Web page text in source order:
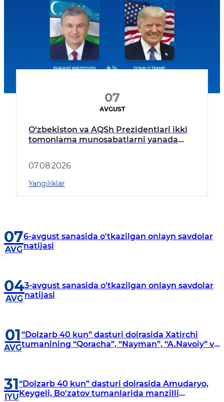
07
AVGUST
O‘zbekiston va AQSh Prezidentlari ikki
tomonlama munosabatlarni yanada
07.08.2026
Yangiliklar
07
AVG
6-avgust sanasida o'tkazilgan onlayn savdolar
natijasi
04
AVG
3-avgust sanasida o'tkazilgan onlayn savdolar
natijasi
01
AVG
“Dolzarb 40 kun” dasturi doirasida Xatirchi
tumanining “Qoracha”, “Nayman”, “A.Navoiy” va
31
IYU
“Dolzarb 40 kun” dasturi doirasida Amudaryo,
Keygeli, Bo'zatov tumanlarida manzilli